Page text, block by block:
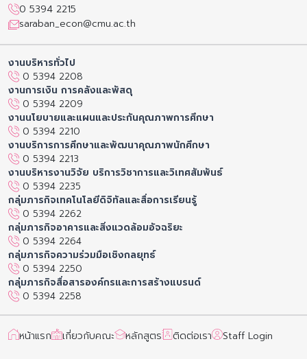
0 5394 2215
saraban_econ@cmu.ac.th
งานบริหารทั่วไป
0 5394 2208
งานการเงิน การคลังและพัสดุ
0 5394 2209
งานนโยบายและแผนและประกันคุณภาพการศึกษา
0 5394 2210
งานบริการการศึกษาและพัฒนาคุณภาพนักศึกษา
0 5394 2213
งานบริหารงานวิจัย บริการวิชาการและวิเทศสัมพันธ์
0 5394 2235
กลุ่มภารกิจเทคโนโลยีดิจิทัลและสื่อการเรียนรู้
0 5394 2262
กลุ่มภารกิจอาคารและสิ่งแวดล้อมอัจฉริยะ
0 5394 2264
กลุ่มภารกิจความร่วมมือเชิงกลยุทธ์
0 5394 2250
กลุ่มภารกิจสื่อสารองค์กรและการสร้างแบรนด์
0 5394 2258
หน้าแรก เกี่ยวกับคณะ หลักสูตร ติดต่อเรา Staff Login